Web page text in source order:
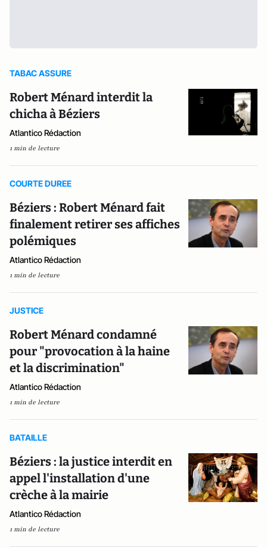
TABAC ASSURE
Robert Ménard interdit la
chicha à Béziers
Atlantico Rédaction
1 min de lecture
COURTE DUREE
Béziers : Robert Ménard fait
finalement retirer ses affiches
polémiques
Atlantico Rédaction
1 min de lecture
JUSTICE
Robert Ménard condamné
pour "provocation à la haine
et la discrimination"
Atlantico Rédaction
1 min de lecture
BATAILLE
Béziers : la justice interdit en
appel l'installation d'une
crèche à la mairie
Atlantico Rédaction
1 min de lecture